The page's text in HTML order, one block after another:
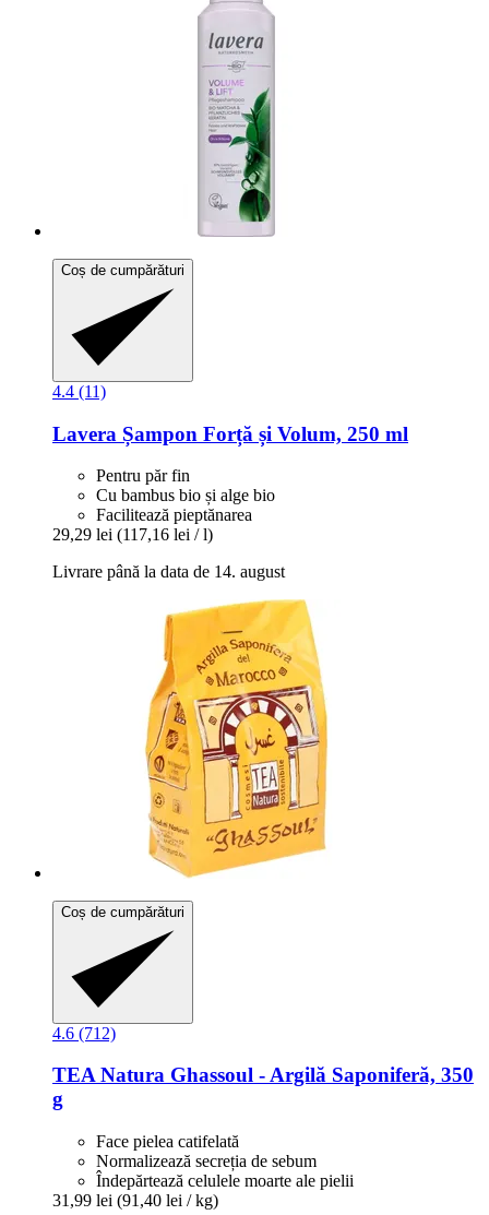
Coș de cumpărături
4.4 (11)
Lavera Șampon Forță și Volum, 250 ml
Pentru păr fin
Cu bambus bio și alge bio
Facilitează pieptănarea
29,29 lei (117,16 lei / l)
Livrare până la data de 14. august
Coș de cumpărături
4.6 (712)
TEA Natura Ghassoul -​ Argilă Saponiferă, 350
g
Face pielea catifelată
Normalizează secreția de sebum
Îndepărtează celulele moarte ale pielii
31,99 lei (91,40 lei / kg)